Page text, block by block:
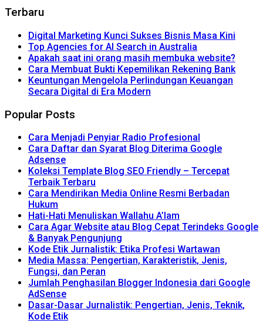
Terbaru
Digital Marketing Kunci Sukses Bisnis Masa Kini
Top Agencies for AI Search in Australia
Apakah saat ini orang masih membuka website?
Cara Membuat Bukti Kepemilikan Rekening Bank
Keuntungan Mengelola Perlindungan Keuangan
Secara Digital di Era Modern
Popular Posts
Cara Menjadi Penyiar Radio Profesional
Cara Daftar dan Syarat Blog Diterima Google
Adsense
Koleksi Template Blog SEO Friendly – Tercepat
Terbaik Terbaru
Cara Mendirikan Media Online Resmi Berbadan
Hukum
Hati-Hati Menuliskan Wallahu A’lam
Cara Agar Website atau Blog Cepat Terindeks Google
& Banyak Pengunjung
Kode Etik Jurnalistik: Etika Profesi Wartawan
Media Massa: Pengertian, Karakteristik, Jenis,
Fungsi, dan Peran
Jumlah Penghasilan Blogger Indonesia dari Google
AdSense
Dasar-Dasar Jurnalistik: Pengertian, Jenis, Teknik,
Kode Etik